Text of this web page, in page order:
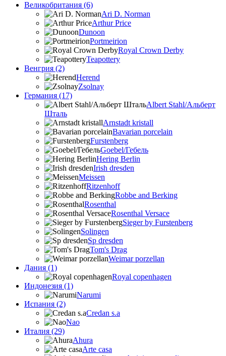
Великобритания (6)
Ari D. Norman
Arthur Price
Dunoon
Portmeirion
Royal Crown Derby
Teapottery
Венгрия (2)
Herend
Zsolnay
Германия (17)
Albert Stahl/Альбеpт
Шталь
Arnstadt kristall
Bavarian porcelain
Furstenberg
Goebel/Гебель
Hering Berlin
Irish dresden
Meissen
Ritzenhoff
Robbe and Berking
Rosenthal
Rosenthal Versace
Sieger by Furstenberg
Solingen
Sp dresden
Tom's Drag
Weimar porzellan
Дания (1)
Royal copenhagen
Индонезия (1)
Narumi
Испания (2)
Credan s.a
Nao
Италия (29)
Ahura
Arte casa